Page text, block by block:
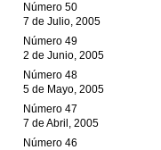
Número 50
7 de Julio, 2005
Número 49
2 de Junio, 2005
Número 48
5 de Mayo, 2005
Número 47
7 de Abril, 2005
Número 46